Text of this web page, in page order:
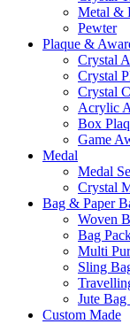
Metal &
Pewter
Plaque &
Crystal
Crystal
Crystal
Acrylic
Box
Game
Medal
Medal
Crystal
Bag & Paper
Woven
Bag
Multi
Sling
Jute
Custom Made